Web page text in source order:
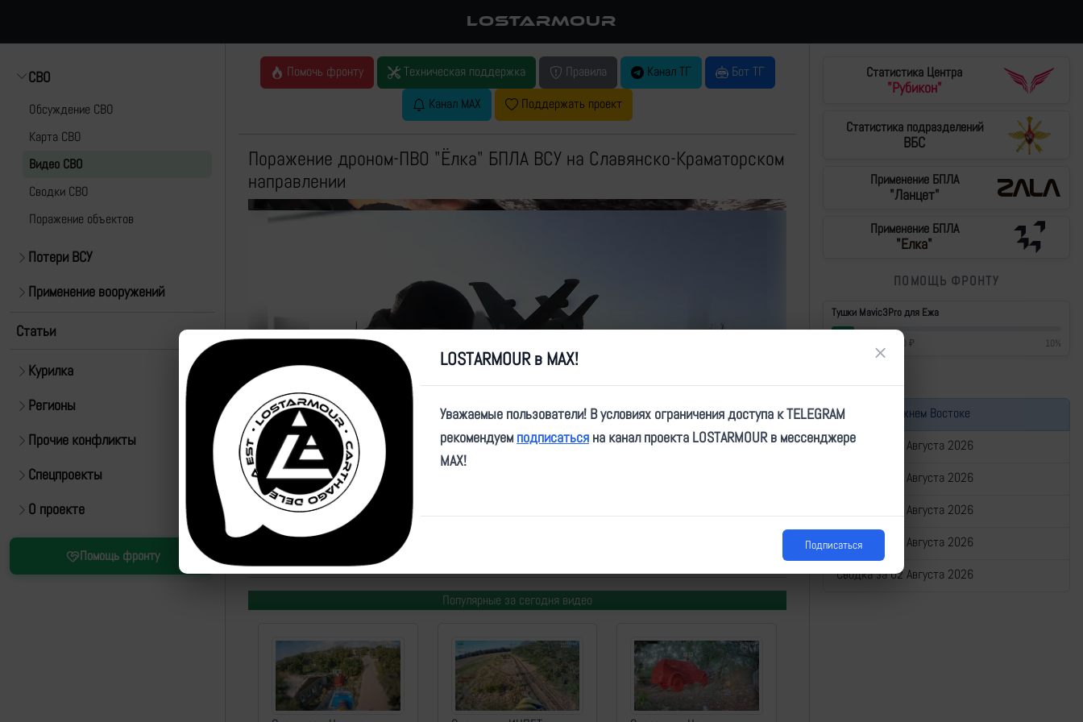
LOSTARMOUR
СВО
Обсуждение СВО
Карта СВО
Видео СВО
Cводки СВО
Поражение объектов
Потери ВСУ
Применение вооружений
Статьи
Курилка
Регионы
Прочие конфликты
Спецпроекты
О проекте
Помощь фронту
Помочь фронту Техническая поддержка Правила Канал ТГ
Бот ТГ
Канал MAX
Поддержать проект
Поражение дроном-ПВО "Ёлка" БПЛА ВСУ на Славянско-Краматорском
направлении
Play
Video
Источник: https://t.me/DobroKor/2880
| Дата:
Популярные за сегодня видео
Статистика Центра
"Рубикон"
Статистика подразделений
ВБС
Применение БПЛА
"Ланцет"
Применение БПЛА
"Елка"
ПОМОЩЬ ФРОНТУ
Тушки Mavic3Pro для Ежа
430 000 ₽ 10%
Война на Ближнем Востоке
Сводка за 06 Августа 2026
Сводка за 05 Августа 2026
Сводка за 04 Августа 2026
Сводка за 03 Августа 2026
Сводка за 02 Августа 2026
LOSTARMOUR в MAX! ×
Уважаемые пользователи! В условиях ограничения доступа к TELEGRAM
рекомендуем подписаться на канал проекта LOSTARMOUR в мессенджере
MAX!
Подписаться